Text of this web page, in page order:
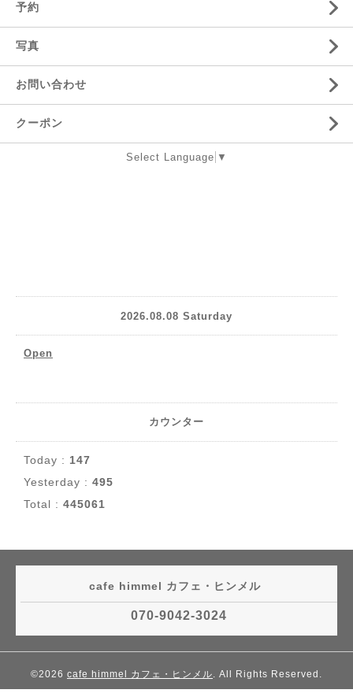
予約
写真
お問い合わせ
クーポン
Select Language ▼
2026.08.08 Saturday
Open
カウンター
Today : 147
Yesterday : 495
Total : 445061
cafe himmel カフェ・ヒンメル
070-9042-3024
©2026 cafe himmel カフェ・ヒンメル. All Rights Reserved.